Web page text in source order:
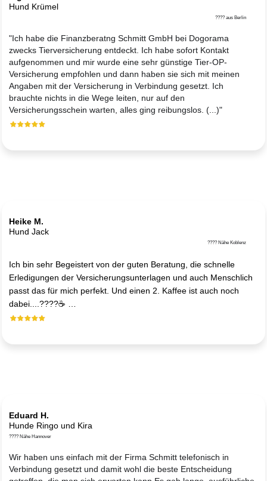
Hund Krümel
???? aus Berlin
"Ich habe die Finanzberatng Schmitt GmbH bei Dogorama
zwecks Tierversicherung entdeckt. Ich habe sofort Kontakt
aufgenommen und mir wurde eine sehr günstige Tier-OP-
Versicherung empfohlen und dann haben sie sich mit meinen
Angaben mit der Versicherung in Verbindung gesetzt. Ich
brauchte nichts in die Wege leiten, nur auf den
Versicherungsschein warten, alles ging reibungslos. (...)"
Heike M.
Hund Jack
???? Nähe Koblenz
Ich bin sehr Begeistert von der guten Beratung, die schnelle
Erledigungen der Versicherungsunterlagen und auch Menschlich
passt das für mich perfekt. Und einen 2. Kaffee ist auch noch
dabei....????☕ …
Eduard H.
Hunde Ringo und Kira
???? Nähe Hannover
Wir haben uns einfach mit der Firma Schmitt telefonisch in
Verbindung gesetzt und damit wohl die beste Entscheidung